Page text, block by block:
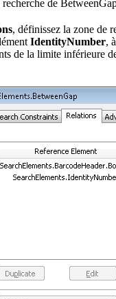
recherche de
, définissez la zone de
IdentityNumber,
de la limite inférieure